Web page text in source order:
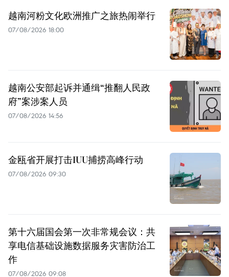
越南河粉文化欧洲推广之旅热闹举行
07/08/2026 18:00
越南公安部起诉并通缉“推翻人民政
府”案涉案人员
07/08/2026 14:56
金瓯省开展打击IUU捕捞高峰行动
07/08/2026 09:30
第十六届国会第一次非常规会议：共
享电信基础设施数据服务灾害防治工
作
07/08/2026 09:08